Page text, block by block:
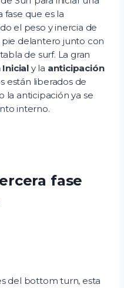
fase que es la
el peso y inercia de
delantero junto con
de surf. La gran
y la anticipación
están liberados de
la anticipación ya se
interno.
fase
del bottom turn, esta